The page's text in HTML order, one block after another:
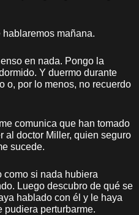
mañana.
en nada. Pongo la
Y duermo durante
o, por lo menos, no recuerdo
comunica que han tomado
al doctor Miller, quien seguro
sucede.
como si nada hubiera
Luego descubro de qué se
hablado con él y le haya
pudiera perturbarme.